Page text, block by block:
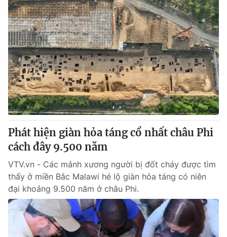
Phát hiện giàn hỏa táng cổ nhất châu Phi
cách đây 9.500 năm
VTV.vn - Các mảnh xương người bị đốt cháy được tìm
thấy ở miền Bắc Malawi hé lộ giàn hỏa táng có niên
đại khoảng 9.500 năm ở châu Phi.